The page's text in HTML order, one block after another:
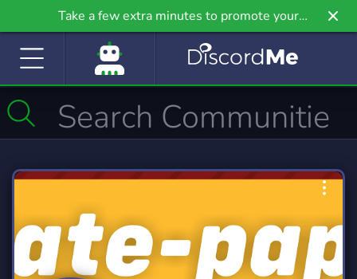
Take a few extra minutes to promote your
community even further on Griv.io, our newest